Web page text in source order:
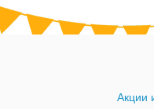
Акции